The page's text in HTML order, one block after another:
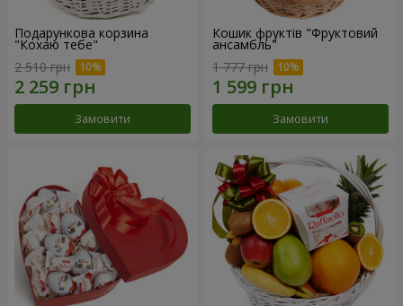
Подарункова корзина
"Кохаю тебе"
2 510 грн
Замовити
Кошик фруктів "Фруктовий
ансамбль"
1 777 грн
Замовити